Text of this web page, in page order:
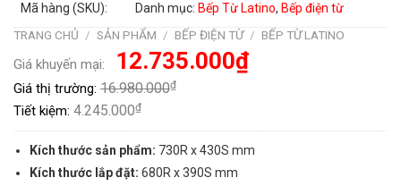
Mã hàng (SKU): Danh mục: Bếp Từ Latino, Bếp điện từ
TRANG CHỦ / SẢN PHẨM / BẾP ĐIỆN TỪ / BẾP TỪ LATINO
Giá khuyến mại:
Giá
gốc
là:
16.980.000₫.
12.735.000₫Giá
Giá thị trường: 16.980.000₫
Tiết kiệm: 4.245.000₫
Kích thước sản phẩm: 730R x 430S mm
Kích thước lắp đặt: 680R x 390S mm